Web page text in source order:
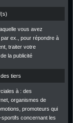
vous avez
ex., pour répondre à
traiter votre
la publicité
tiers
à : des
organismes de
promoteurs qui
concernant les